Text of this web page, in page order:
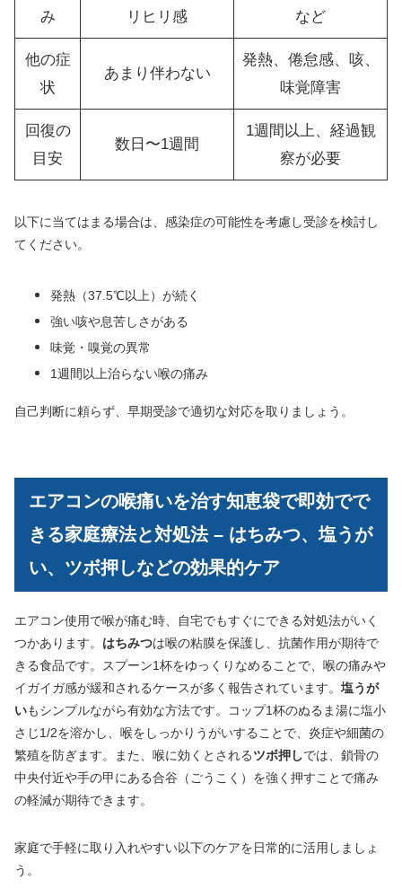
み リヒリ感 など
他の症
状
あまり伴わない
発熱、倦怠感、咳、
味覚障害
回復の
目安
数日〜1週間
1週間以上、経過観
察が必要
以下に当てはまる場合は、感染症の可能性を考慮し受診を検討し
てください。
発熱（37.5℃以上）が続く
強い咳や息苦しさがある
味覚・嗅覚の異常
1週間以上治らない喉の痛み
自己判断に頼らず、早期受診で適切な対応を取りましょう。
エアコンの喉痛いを治す知恵袋で即効でで
きる家庭療法と対処法 – はちみつ、塩うが
い、ツボ押しなどの効果的ケア
エアコン使用で喉が痛む時、自宅でもすぐにできる対処法がいく
つかあります。 はちみつは喉の粘膜を保護し、抗菌作用が期待で
きる食品です。スプーン1杯をゆっくりなめることで、喉の痛みや
イガイガ感が緩和されるケースが多く報告されています。 塩うが
いもシンプルながら有効な方法です。コップ1杯のぬるま湯に塩小
さじ1/2を溶かし、喉をしっかりうがいすることで、炎症や細菌の
繁殖を防ぎます。また、喉に効くとされるツボ押しでは、鎖骨の
中央付近や手の甲にある合谷（ごうこく）を強く押すことで痛み
の軽減が期待できます。
家庭で手軽に取り入れやすい以下のケアを日常的に活用しましょ
う。